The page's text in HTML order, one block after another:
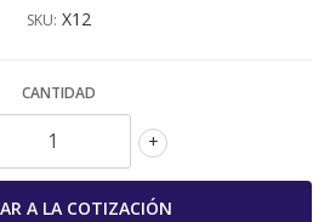
SKU: X12
CANTIDAD
+